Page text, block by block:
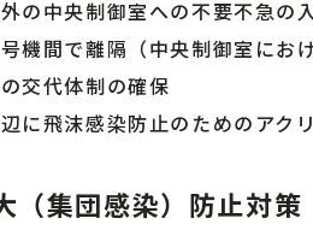
の中央制御室への不要不急の
機間で離隔（中央制御室にお
交代体制の確保
に飛沫感染防止のためのアク
（集団感染）防止対策